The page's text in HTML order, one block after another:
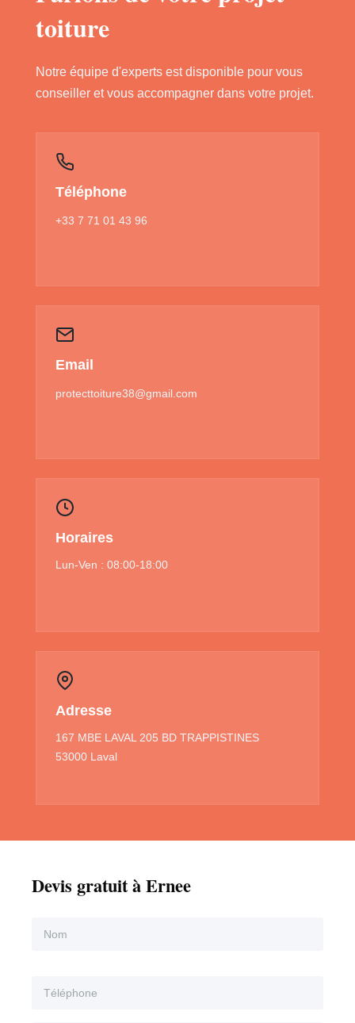
toiture
Notre équipe d'experts est disponible pour vous
conseiller et vous accompagner dans votre projet.
Téléphone
+33 7 71 01 43 96
Email
protecttoiture38@gmail.com
Horaires
Lun-Ven : 08:00-18:00
Adresse
167 MBE LAVAL 205 BD TRAPPISTINES
53000 Laval
Devis gratuit à Ernee